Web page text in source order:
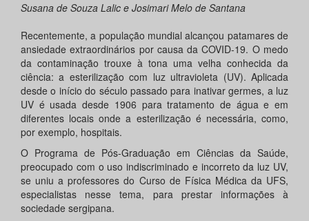
Susana de Souza Lalic e Josimari Melo de Santana
Recentemente, a população mundial alcançou patamares de
ansiedade extraordinários por causa da COVID-19. O medo
da contaminação trouxe à tona uma velha conhecida da
ciência: a esterilização com luz ultravioleta (UV). Aplicada
desde o início do século passado para inativar germes, a luz
UV é usada desde 1906 para tratamento de água e em
diferentes locais onde a esterilização é necessária, como,
por exemplo, hospitais.
O Programa de Pós-Graduação em Ciências da Saúde,
preocupado com o uso indiscriminado e incorreto da luz UV,
se uniu a professores do Curso de Física Médica da UFS,
especialistas nesse tema, para prestar informações à
sociedade sergipana.